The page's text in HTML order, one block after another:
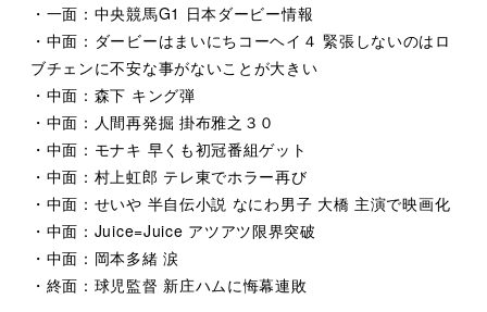
・一面：中央競馬G1 日本ダービー情報
・中面：ダービーはまいにちコーヘイ４ 緊張しないのはロ
ブチェンに不安な事がないことが大きい
・中面：森下 キング弾
・中面：人間再発掘 掛布雅之３０
・中面：モナキ 早くも初冠番組ゲット
・中面：村上虹郎 テレ東でホラー再び
・中面：せいや 半自伝小説 なにわ男子 大橋 主演で映画化
・中面：Juice=Juice アツアツ限界突破
・中面：岡本多緒 涙
・終面：球児監督 新庄ハムに悔幕連敗